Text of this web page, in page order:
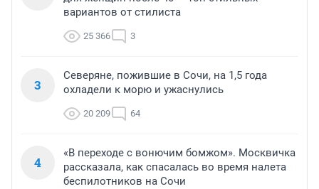
вариантов от стилиста
25 366 3
3
Северяне, пожившие в Сочи, на 1,5 года
охладели к морю и ужаснулись
20 209 64
4
«В переходе с вонючим бомжом». Москвичка
рассказала, как спасалась во время налета
беспилотников на Сочи